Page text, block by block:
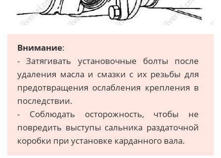
Внимание:
- Затягивать установочные болты после
удаления масла и смазки с их резьбы для
предотвращения ослабления крепления в
последствии.
- Соблюдать осторожность, чтобы не
повредить выступы сальника раздаточной
коробки при установке карданного вала.